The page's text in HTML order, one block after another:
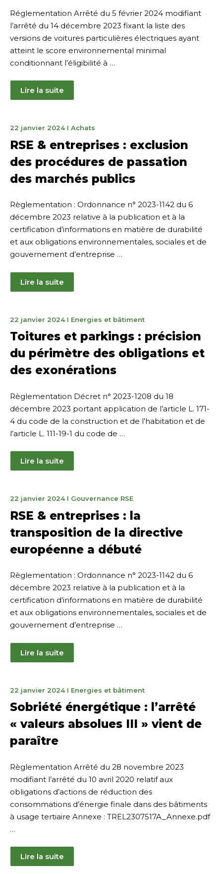
Réglementation Arrêté du 5 février 2024 modifiant
l’arrêté du 14 décembre 2023 fixant la liste des
versions de voitures particulières électriques ayant
atteint le score environnemental minimal
conditionnant l’éligibilité à …
Lire la suite
22 janvier 202422
2024
I Achats
RSE & entreprises : exclusion
des procédures de passation
des marchés publics
Règlementation : Ordonnance n° 2023-1142 du 6
décembre 2023 relative à la publication et à la
certification d’informations en matière de durabilité
et aux obligations environnementales, sociales et de
gouvernement d’entreprise …
Lire la suite
22 janvier 202422
2024
I Energies et bâtiment
Toitures et parkings : précision
du périmètre des obligations et
des exonérations
Règlementation Décret n° 2023-1208 du 18
décembre 2023 portant application de l’article L. 171-
4 du code de la construction et de l’habitation et de
l’article L. 111-19-1 du code de …
Lire la suite
22 janvier 202422
2024
I Gouvernance RSE
RSE & entreprises : la
transposition de la directive
européenne a débuté
Règlementation : Ordonnance n° 2023-1142 du 6
décembre 2023 relative à la publication et à la
certification d’informations en matière de durabilité
et aux obligations environnementales, sociales et de
gouvernement d’entreprise …
Lire la suite
22 janvier 202422
janvier
2024
I Energies et bâtiment
Sobriété énergétique : l’arrêté
« valeurs absolues III » vient de
paraître
Règlementation Arrêté du 28 novembre 2023
modifiant l’arrêté du 10 avril 2020 relatif aux
obligations d’actions de réduction des
consommations d’énergie finale dans des bâtiments
à usage tertiaire Annexe : TREL2307517A_Annexe.pdf
…
Lire la suite